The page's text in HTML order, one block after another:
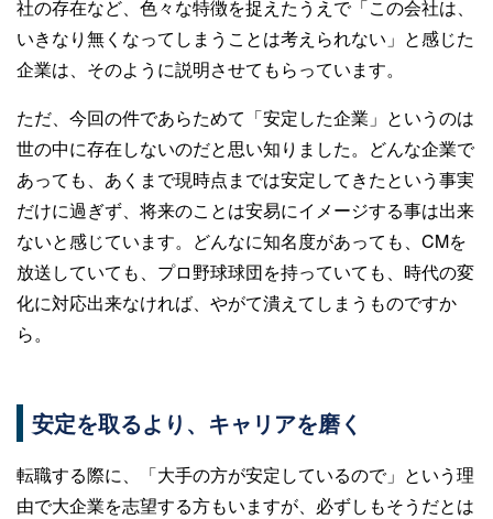
社の存在など、色々な特徴を捉えたうえで「この会社は、
いきなり無くなってしまうことは考えられない」と感じた
企業は、そのように説明させてもらっています。
ただ、今回の件であらためて「安定した企業」というのは
世の中に存在しないのだと思い知りました。どんな企業で
あっても、あくまで現時点までは安定してきたという事実
だけに過ぎず、将来のことは安易にイメージする事は出来
ないと感じています。どんなに知名度があっても、CMを
放送していても、プロ野球球団を持っていても、時代の変
化に対応出来なければ、やがて潰えてしまうものですか
ら。
安定を取るより、キャリアを磨く
転職する際に、「大手の方が安定しているので」という理
由で大企業を志望する方もいますが、必ずしもそうだとは